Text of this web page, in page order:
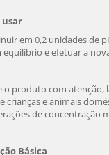
usar
em 0,2 unidades de
equilíbrio e efetuar a
o produto com atenção,
crianças e animais
de concentração
Básica